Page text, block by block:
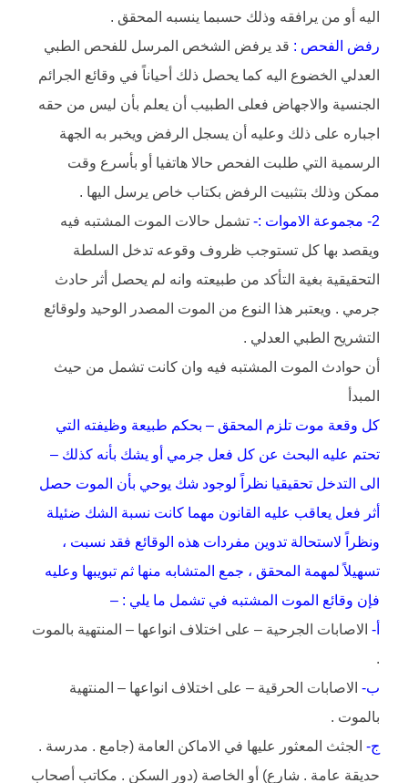
اليه أو من يرافقه وذلك حسبما ينسبه المحقق .
رفض الفحص : قد يرفض الشخص المرسل للفحص الطبي
العدلي الخضوع اليه كما يحصل ذلك أحياناً في وقائع الجرائم
الجنسية والاجهاض فعلى الطبيب أن يعلم بأن ليس من حقه
اجباره على ذلك وعليه أن يسجل الرفض ويخبر به الجهة
الرسمية التي طلبت الفحص حالا هاتفيا أو بأسرع وقت
ممكن وذلك بتثبيت الرفض بكتاب خاص يرسل اليها .
2- مجموعة الاموات :-
تشمل حالات الموت المشتبه فيه
ويقصد بها كل تستوجب ظروف وقوعه تدخل السلطة
التحقيقية بغية التأكد من طبيعته وانه لم يحصل أثر حادث
جرمي . ويعتبر هذا النوع من الموت المصدر الوحيد ولوقائع
التشريح الطبي العدلي .
أن حوادث الموت المشتبه فيه وان كانت تشمل من حيث
المبدأ
كل وقعة موت تلزم المحقق – بحكم طبيعة وظيفته التي
تحتم عليه البحث عن كل فعل جرمي أو يشك بأنه كذلك –
الى التدخل تحقيقيا نظراً لوجود شك يوحي بأن الموت حصل
أثر فعل يعاقب عليه القانون مهما كانت نسبة الشك ضئيلة
ونظراً لاستحالة تدوين مفردات هذه الوقائع فقد نسبت ،
تسهيلاً لمهمة المحقق ، جمع المتشابه منها ثم تبويبها وعليه
فإن وقائع الموت المشتبه في تشمل ما يلي : –
أ- الاصابات الجرحية – على اختلاف انواعها – المنتهية بالموت
.
ب- الاصابات الحرقية – على اختلاف انواعها – المنتهية
بالموت .
ج- الجثث المعثور عليها في الاماكن العامة (جامع . مدرسة .
حديقة عامة . شارع) أو الخاصة (دور السكن . مكاتب أصحاب